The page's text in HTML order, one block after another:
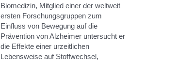
Biomedizin, Mitglied einer der weltweit
ersten Forschungsgruppen zum
Einfluss von Bewegung auf die
Prävention von Alzheimer untersucht er
die Effekte einer urzeitlichen
Lebensweise auf Stoffwechsel,